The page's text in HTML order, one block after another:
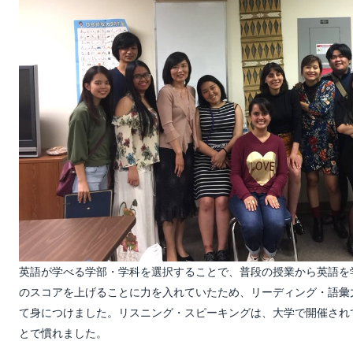
英語が学べる学部・学科を選択することで、普段の授業から英語
のスコアを上げることに力を入れていたため、リーディング・語
て身につけました。リスニング・スピーキングは、大学で開催さ
とで慣れました。